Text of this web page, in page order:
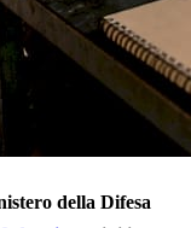
della Difesa